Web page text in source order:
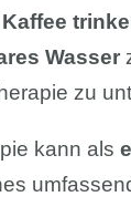
Wasser
zu
kann als